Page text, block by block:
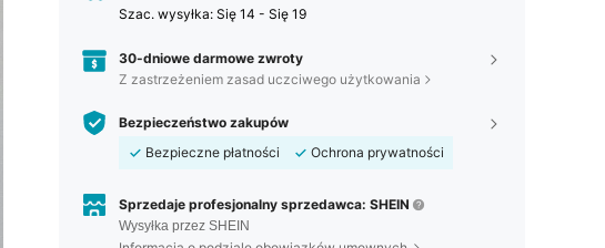
Szac. wysyłka: Się 14 - Się 19
30-dniowe darmowe zwroty
Z zastrzeżeniem zasad uczciwego użytkowania
Bezpieczeństwo zakupów
Bezpieczne płatności
Ochrona prywatności
Sprzedaje profesjonalny sprzedawca: SHEIN
Wysyłka przez SHEIN